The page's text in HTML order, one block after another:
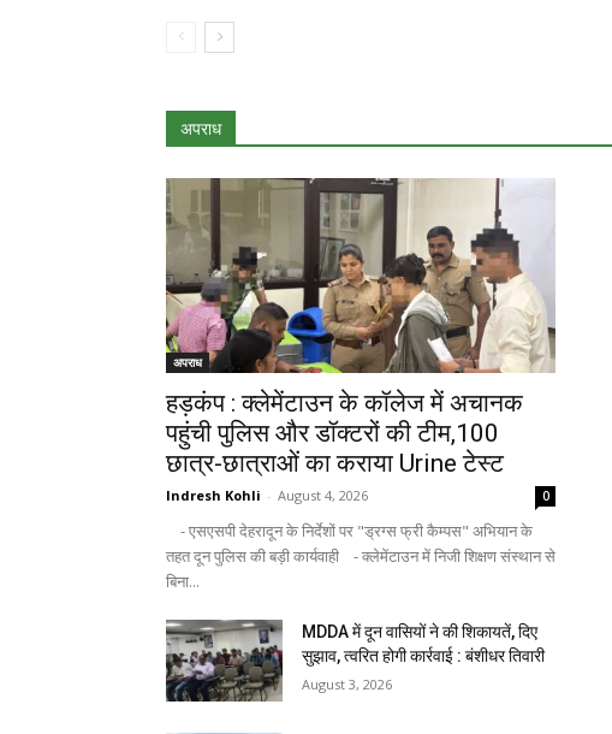
अपराध
अपराध
हड़कंप : क्लेमेंटाउन के कॉलेज में अचानक
पहुंची पुलिस और डॉक्टरों की टीम,100
छात्र-छात्राओं का कराया Urine टेस्ट
Indresh Kohli - August 4, 2026 0
- एसएसपी देहरादून के निर्देशों पर "ड्रग्स फ्री कैम्पस" अभियान के
तहत दून पुलिस की बड़ी कार्यवाही - क्लेमेंटाउन में निजी शिक्षण संस्थान से
बिना...
MDDA में दून वासियों ने की शिकायतें, दिए
सुझाव, त्वरित होगी कार्रवाई : बंशीधर तिवारी
August 3, 2026